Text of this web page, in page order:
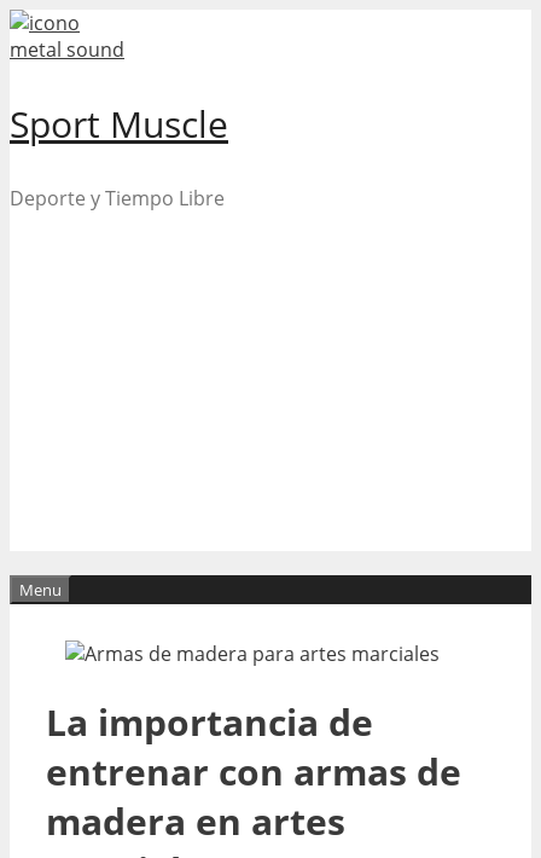
Skip
to
Sport Muscle
Deporte y Tiempo Libre
Menu
La importancia de
entrenar con armas de
madera en artes